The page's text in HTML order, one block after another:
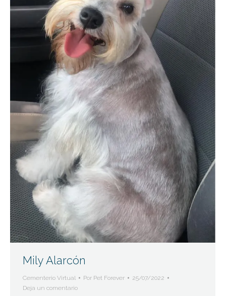
Mily Alarcón
Cementerio Virtual Por Pet Forever
25/07/2022
Deja un comentario